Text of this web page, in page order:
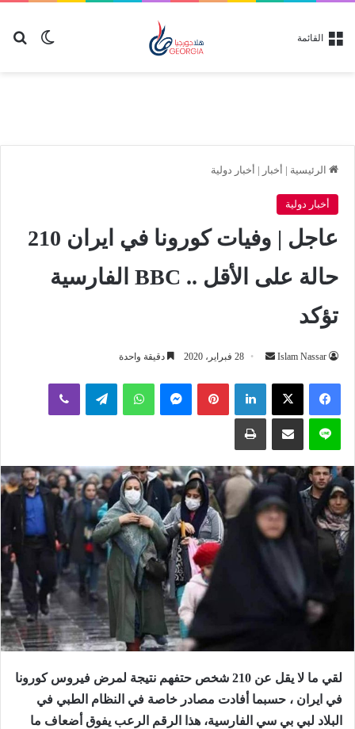
الوضع القائمة
الرئيسية | أخبار | أخبار دولية
أخبار دولية
عاجل | وفيات كورونا في ايران 210
حالة على الأقل .. BBC الفارسية
تؤكد
Islam Nassar
أرسل
إلكترونيا
28 فبراير، 2020 دقيقة واحدة
لينكدإن بينتيريستماسنجر واتساب تيلقرام ڤايبر
لاين مشاركة عبر البريد طباعة
لقي
ما لا يقل عن 210 شخص حتفهم نتيجة لمرض فيروس كورونا
في ايران ، حسبما أفادت مصادر خاصة في النظام الطبي في
البلاد لبي بي سي الفارسية، هذا الرقم الرعب يفوق أضعاف ما